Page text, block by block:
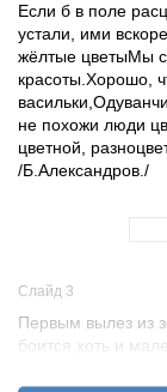
Если б в поле
устали, ими
жёлтые цветыМы с
красоты.Хорошо,
не похожи люди
цветной,
/Б.Александров./
Слайд 3
Первым вылез из
боится,хоть и